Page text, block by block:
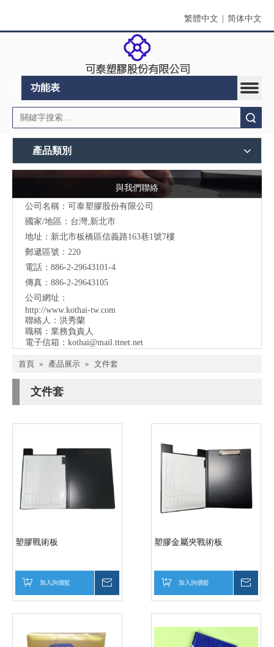
繁體中文 简体中文
功能表
產品類別
與我們聯絡
公司名稱：可泰塑膠股份有限公司
國家/地區：台灣,新北市
地址：新北市板橋區信義路163巷1號7樓
郵遞區號：220
電話：886-2-29643101-4
傳真：886-2-29643105
公司網址：
http://www.kothai-tw.com
聯絡人：洪秀蘭
職稱：業務負責人
電子信箱： kothai@mail.ttnet.net
首頁 » 產品展示 » 文件套
文件套
塑膠戰術板
加入詢價籃
塑膠金屬夾戰術板
加入詢價籃